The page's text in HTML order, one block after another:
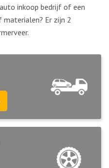
inkoop bedrijf of een
Er zijn 2